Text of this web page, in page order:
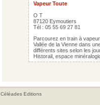
Vapeur Toute
O T
87120 Eymoutiers
Tél : 05 55 69 27 81
Parcourez en train à
Vallée de la Vienne dans
différents sites selon les
Historail, espace
Céléades Editions